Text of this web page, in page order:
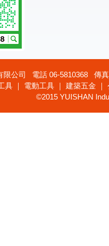
限公司 電話 06-5810368 傳
具 ｜ 電動工具 ｜ 建築五金
©2015 YUISHAN